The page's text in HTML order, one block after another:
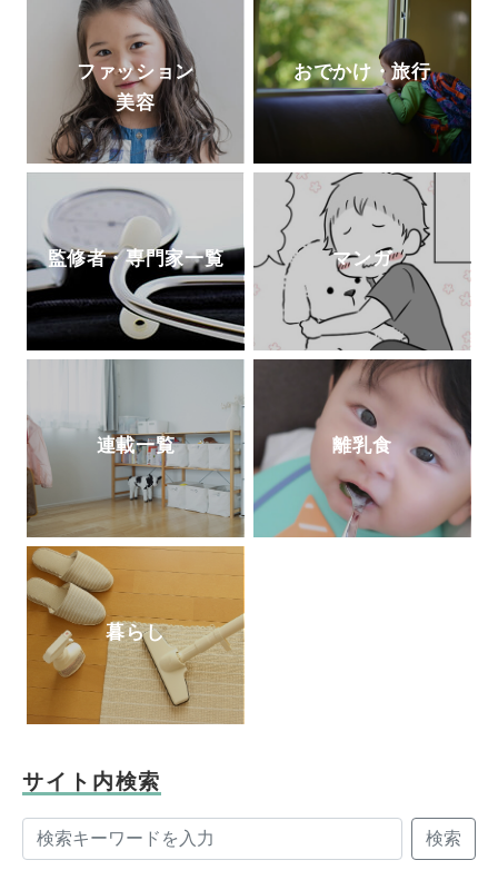
ファッション
美容
おでかけ・旅行
監修者・専門家一覧 マンガ
連載一覧 離乳食
暮らし
サイト内検索
検索